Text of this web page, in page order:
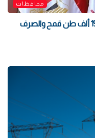
محافظات
سوهاج تكتسي بالذهب الأصفر.. توريد 190 ألف طن قمح والصرف